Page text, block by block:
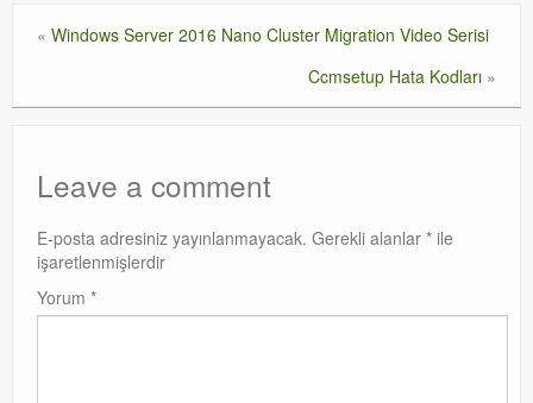
« Windows Server 2016 Nano Cluster Migration Video Serisi
Ccmsetup Hata Kodları »
Leave a comment
E-posta adresiniz yayınlanmayacak. Gerekli alanlar * ile
işaretlenmişlerdir
Yorum *